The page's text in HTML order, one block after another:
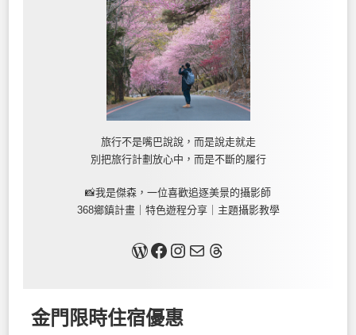
旅行不是嘴巴說說，而是說走就走
別把旅行計劃放心中，而是不斷的履行
📸我是傑森，一位喜歡追逐美景的攝影師
368鄉鎮計畫｜特色遊程分享｜主題攝影教學
關於我Facebook InstagramMail Threads
金門限時住宿優惠